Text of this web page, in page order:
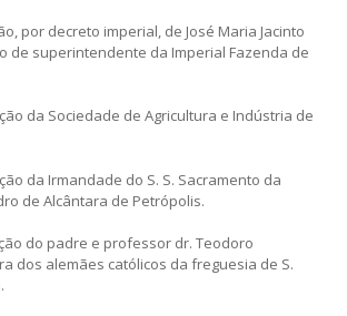
por decreto imperial, de José Maria Jacinto
de superintendente da Imperial Fazenda de
da Sociedade de Agricultura e Indústria de
da Irmandade do S. S. Sacramento da
de Alcântara de Petrópolis.
do padre e professor dr. Teodoro
dos alemães católicos da freguesia de S.